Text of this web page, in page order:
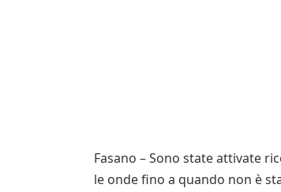
Fasano – Sono state attivate
le onde fino a quando non è